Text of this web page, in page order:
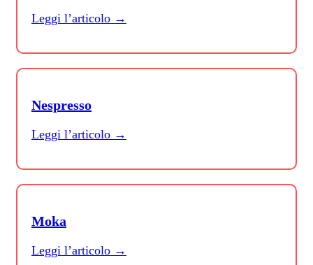
Leggi l’articolo →
Nespresso
Leggi l’articolo →
Moka
Leggi l’articolo →